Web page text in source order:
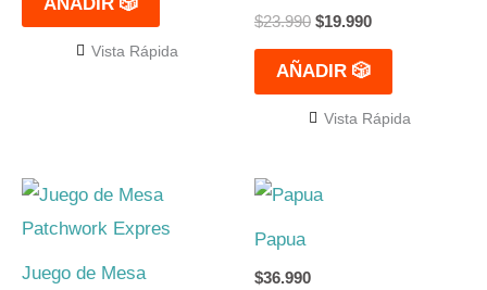
AÑADIR 🎲
Vista Rápida
$23.990 $19.990
AÑADIR 🎲
Vista Rápida
Juego de Mesa
Papua
$36.990